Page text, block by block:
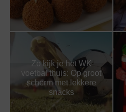
Zo kijk je het WK
voetbal thuis: Op groot
scherm met lekkere
snacks